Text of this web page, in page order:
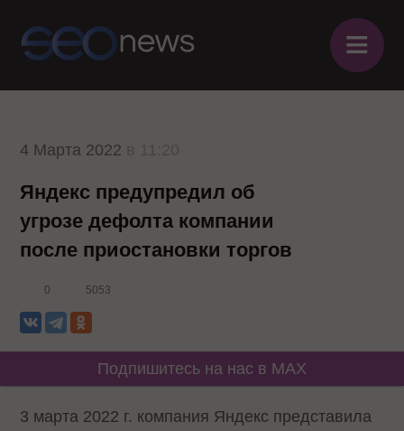
≡
4 Марта 2022
Яндекс предупредил об
угрозе дефолта компании
после приостановки торгов
0 5053
Подпишитесь на нас в MAX
3 марта 2022 г. компания Яндекс представила